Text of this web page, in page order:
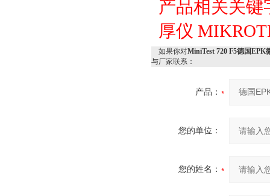
产品相关关
厚仪
如果你对MiniTest 720 F5德国EPK
与厂家联系：
产品：
您的单位：
您的姓名：